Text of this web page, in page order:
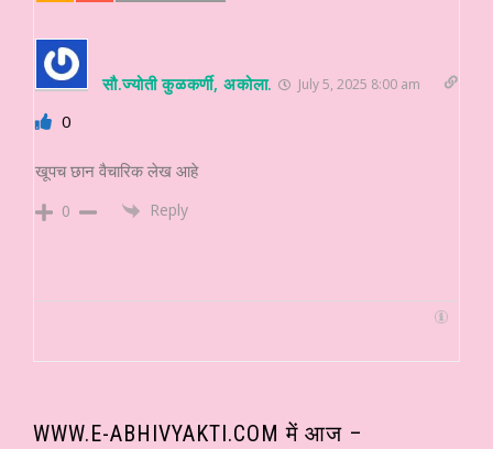
सौ.ज्योती कुळकर्णी, अकोला. July 5, 2025 8:00 am
0
खूपच छान वैचारिक लेख आहे
0 Reply
WWW.E-ABHIVYAKTI.COM में आज –